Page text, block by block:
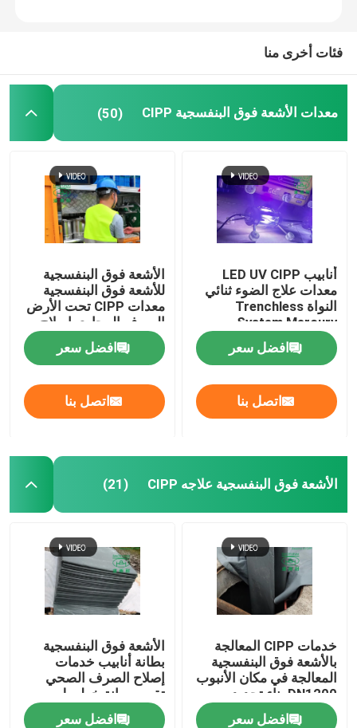
فوهة تنظيف المياه النفاثة
تأجير المعدات بدون حفر
سدادة الأنابيب القابلة للنفخ
مضخات الصرف
فئات أخرى منا
معدات الأشعة فوق البنفسجية CIPP (50)
أنابيب LED UV CIPP
معدات علاج الضوء ثنائي
النواة Trenchless
System Mercury
Technology
افضل سعر
اتصل بنا
الأشعة فوق البنفسجية
للأشعة فوق البنفسجية
معدات CIPP تحت الأرض
الصرف المجاري إصلاح
خط أنابيب الصرف
افضل سعر
اتصل بنا
الأشعة فوق البنفسجية علاجه CIPP (21)
خدمات CIPP المعالجة
بالأشعة فوق البنفسجية
المعالجة في مكان الأنبوب
DN1200 بناء تجديد
المجاري
افضل سعر
الأشعة فوق البنفسجية
بطانة أنابيب خدمات
إصلاح الصرف الصحي
تقييم صيانة خطوط
الأنابيب البلدية
افضل سعر